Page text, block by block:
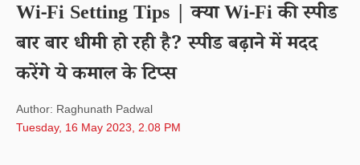
Wi-Fi Setting Tips | क्या Wi-Fi की स्पीड
बार बार धीमी हो रही है? स्पीड बढ़ाने में मदद
करेंगे ये कमाल के टिप्स
Author: Raghunath Padwal
Tuesday, 16 May 2023, 2.08 PM